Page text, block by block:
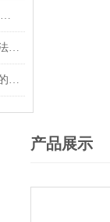
扳手泵阀组在工业领域中有着广泛的作用
Hytorc凯特克液压阀的调试与测试方法具体如下
Hytorc凯特克液压阀是如何进行安装的？你可知晓？
产品展示